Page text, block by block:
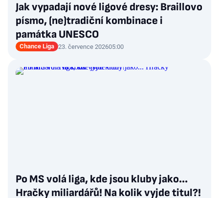
Jak vypadají nové ligové dresy: Braillovo
písmo, (ne)tradiční kombinace i
památka UNESCO
Chance Liga 23. července 202605:00
Po MS volá liga, kde jsou kluby jako...
Hračky miliardářů! Na kolik vyjde titul?!